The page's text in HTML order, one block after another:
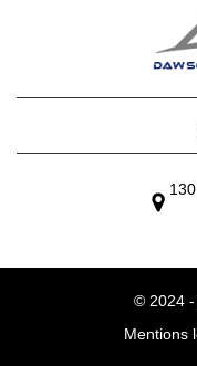
© 2024 -
Mentions